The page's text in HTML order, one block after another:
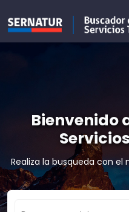
Bienvenido
Realiza la busqueda con